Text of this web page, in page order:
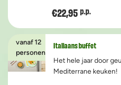
€22,95 p.p.
vanaf 12
personen
Italiaans buffet
Het hele jaar door
Mediterrane keuken!